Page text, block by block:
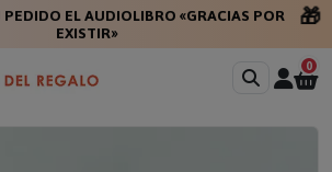
EL AUDIOLIBRO «GRACIAS POR
EXISTIR»
🎁
0